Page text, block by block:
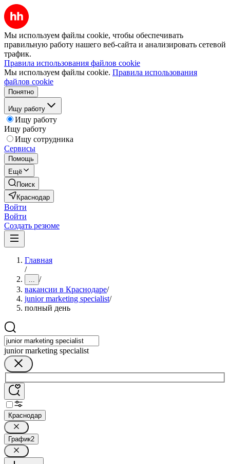
Мы используем файлы cookie, чтобы обеспечивать
правильную работу нашего веб-сайта и анализировать сетевой
трафик.
Правила использования файлов cookie
Мы используем файлы cookie. Правила использования
файлов cookie
Понятно
Ищу работу
Ищу работу
Ищу работу
Ищу сотрудника
Сервисы
Помощь
Ещё
Поиск
Краснодар
Войти
Войти
Создать резюме
Главная
/
... /
вакансии в Краснодаре/
junior marketing specialist/
полный день
junior marketing specialist
Краснодар
График2